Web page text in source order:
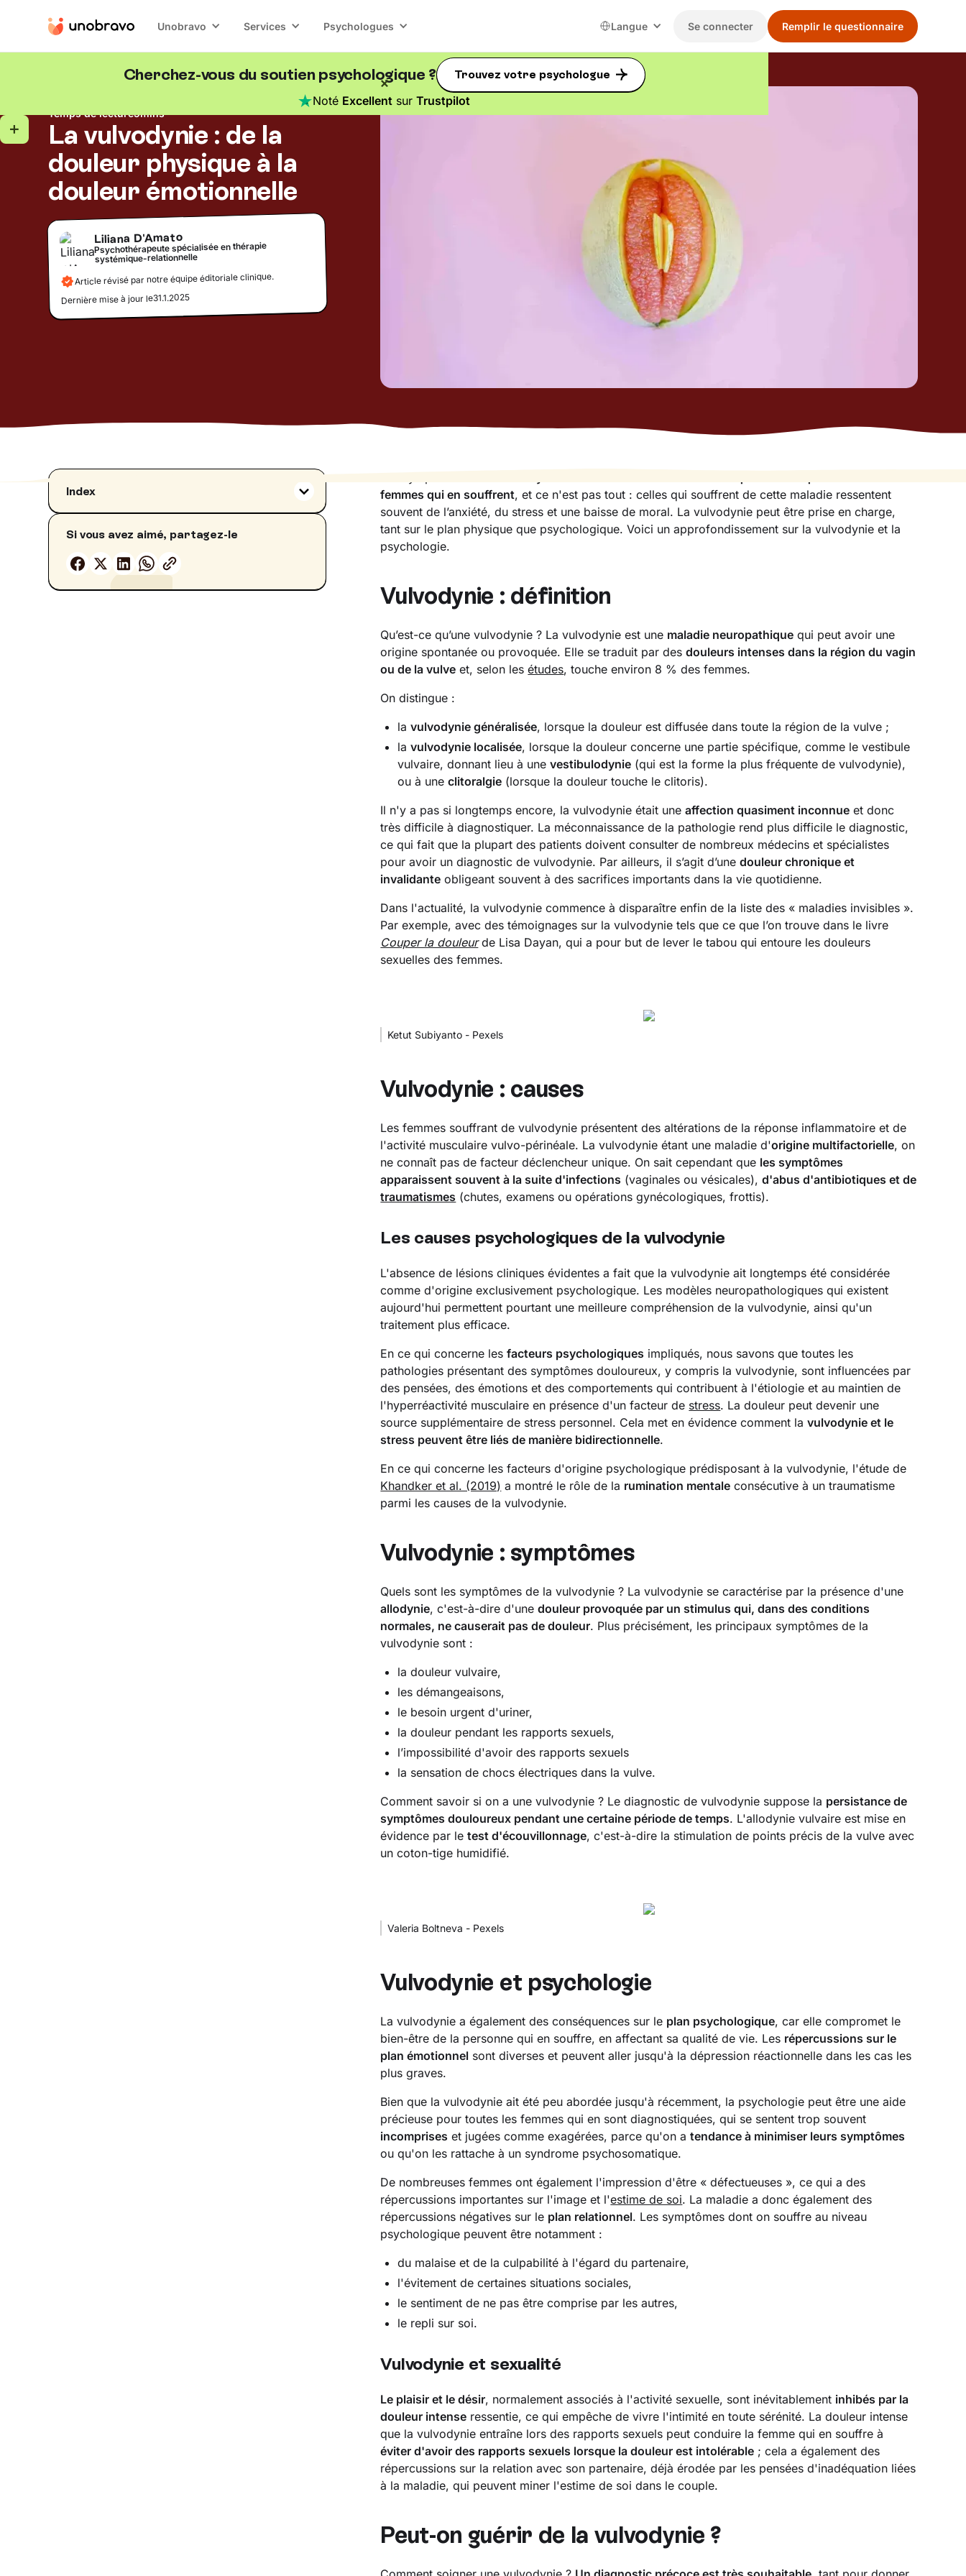
Unobravo Services Psychologues Langue Se connecter Remplir le questionnaire
Cherchez-vous du soutien psychologique ? Trouvez votre psychologue
Noté Excellent surTrustpilot
Temps de lecture5mins
La vulvodynie : de la
douleur physique à la
douleur émotionnelle
Liliana D'Amato
Psychothérapeute spécialisée en thérapie
systémique-relationnelle
Article révisé par notre équipe éditoriale clinique.
Dernière mise à jour le31.1.2025
Index
Vulvodynie : définition
Vulvodynie : causes
Les causes psychologiques de la
vulvodynie
Vulvodynie : symptômes
Si vous avez aimé, partagez-le
femmes qui en souffrent, et ce n'est pas tout : celles qui souffrent de cette maladie ressentent
souvent de l’anxiété, du stress et une baisse de moral. La vulvodynie peut être prise en charge,
tant sur le plan physique que psychologique. Voici un approfondissement sur la vulvodynie et la
psychologie.
Vulvodynie : définition
Qu’est-ce qu’une vulvodynie ? La vulvodynie est une maladie neuropathique qui peut avoir une
origine spontanée ou provoquée. Elle se traduit par desdouleurs intenses dans la région du vagin
ou de la vulve et, selon lesétudes, touche environ 8 % des femmes.
On distingue :‍
lavulvodynie généralisée, lorsque la douleur est diffusée dans toute la région de la vulve ;‍
lavulvodynie localisée, lorsque la douleur concerne une partie spécifique, comme le vestibule
vulvaire, donnant lieu à unevestibulodynie (qui est la forme la plus fréquente de vulvodynie),
ou à uneclitoralgie (lorsque la douleur touche le clitoris).
Il n'y a pas si longtemps encore, la vulvodynie était uneaffection quasiment inconnue et donc
très difficile à diagnostiquer. La méconnaissance de la pathologie rend plus difficile le diagnostic,
ce qui fait que la plupart des patients doivent consulter de nombreux médecins et spécialistes
pour avoir un diagnostic de vulvodynie. Par ailleurs, il s’agit d’unedouleur chronique et
invalidante obligeant souvent à des sacrifices importants dans la vie quotidienne.
Dans l'actualité, la vulvodynie commence à disparaître enfin de la liste des « maladies invisibles ».
Par exemple, avec des témoignages sur la vulvodynie tels que ce que l’on trouve dans le livre
Couper la douleurde Lisa Dayan, qui a pour but de lever le tabou qui entoure les douleurs
sexuelles des femmes.
Ketut Subiyanto - Pexels
Vulvodynie : causes
Les femmes souffrant de vulvodynie présentent des altérations de la réponse inflammatoire et de
l'activité musculaire vulvo-périnéale. La vulvodynie étant une maladie d'origine multifactorielle, on
ne connaît pas de facteur déclencheur unique. On sait cependant que les symptômes
apparaissent souvent à la suite d'infections (vaginales ou vésicales),d'abus d'antibiotiques et de
traumatismes (chutes, examens ou opérations gynécologiques, frottis).
Les causes psychologiques de la vulvodynie
L'absence de lésions cliniques évidentes a fait que la vulvodynie ait longtemps été considérée
comme d'origine exclusivement psychologique. Les modèles neuropathologiques qui existent
aujourd'hui permettent pourtant une meilleure compréhension de la vulvodynie, ainsi qu'un
traitement plus efficace.
En ce qui concerne lesfacteurs psychologiques impliqués, nous savons que toutes les
pathologies présentant des symptômes douloureux, y compris la vulvodynie, sont influencées par
des pensées, des émotions et des comportements qui contribuent à l'étiologie et au maintien de
l'hyperréactivité musculaire en présence d'un facteur de stress. La douleur peut devenir une
source supplémentaire de stress personnel. Cela met en évidence comment lavulvodynie et le
stress peuvent être liés de manière bidirectionnelle.
En ce qui concerne les facteurs d'origine psychologique prédisposant à la vulvodynie, l'étude de
Khandker et al. (2019) a montré le rôle de la rumination mentale consécutive à un traumatisme
parmi les causes de la vulvodynie.
Vulvodynie : symptômes
Quels sont les symptômes de la vulvodynie ? La vulvodynie se caractérise par la présence d'une
allodynie, c'est-à-dire d'unedouleur provoquée par un stimulus qui, dans des conditions
normales, ne causerait pas de douleur. Plus précisément, les principaux symptômes de la
vulvodynie sont :
la douleur vulvaire,
les démangeaisons,
le besoin urgent d'uriner,
la douleur pendant les rapports sexuels,
l’impossibilité d'avoir des rapports sexuels
la sensation de chocs électriques dans la vulve.
Comment savoir si on a une vulvodynie ? Le diagnostic de vulvodynie suppose la persistance de
symptômes douloureux pendant une certaine période de temps. L'allodynie vulvaire est mise en
évidence par letest d'écouvillonnage, c'est-à-dire la stimulation de points précis de la vulve avec
un coton-tige humidifié.
Valeria Boltneva - Pexels
Vulvodynie et psychologie
La vulvodynie a également des conséquences sur le plan psychologique, car elle compromet le
bien-être de la personne qui en souffre, en affectant sa qualité de vie. Les répercussions sur le
plan émotionnel sont diverses et peuvent aller jusqu'à la dépression réactionnelle dans les cas les
plus graves.
Bien que la vulvodynie ait été peu abordée jusqu'à récemment, la psychologie peut être une aide
précieuse pour toutes les femmes qui en sont diagnostiquées, qui se sentent trop souvent
incomprises et jugées comme exagérées, parce qu'on atendance à minimiser leurs symptômes
ou qu'on les rattache à un syndrome psychosomatique.
De nombreuses femmes ont également l'impression d'être « défectueuses », ce qui a des
répercussions importantes sur l'image et l'estime de soi. La maladie a donc également des
répercussions négatives sur le plan relationnel. Les symptômes dont on souffre au niveau
psychologique peuvent être notamment :
du malaise et de la culpabilité à l'égard du partenaire,
l'évitement de certaines situations sociales,
le sentiment de ne pas être comprise par les autres,
le repli sur soi.
Vulvodynie et sexualité
Le plaisir et le désir, normalement associés à l'activité sexuelle, sont inévitablement inhibés par la
douleur intense ressentie, ce qui empêche de vivre l'intimité en toute sérénité. La douleur intense
que la vulvodynie entraîne lors des rapports sexuels peut conduire la femme qui en souffre à
éviter d'avoir des rapports sexuels lorsque la douleur est intolérable ; cela a également des
répercussions sur la relation avec son partenaire, déjà érodée par les pensées d'inadéquation liées
à la maladie, qui peuvent miner l'estime de soi dans le couple.
Peut-on guérir de la vulvodynie ?